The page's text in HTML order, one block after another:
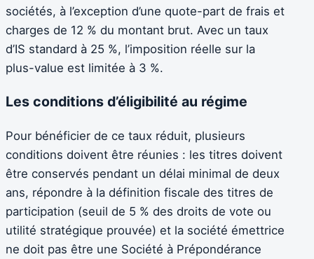
sociétés, à l’exception d’une quote-part de frais et
charges de 12 % du montant brut. Avec un taux
d’IS standard à 25 %, l’imposition réelle sur la
plus-value est limitée à 3 %.
Les conditions d’éligibilité au régime
Pour bénéficier de ce taux réduit, plusieurs
conditions doivent être réunies : les titres doivent
être conservés pendant un délai minimal de deux
ans, répondre à la définition fiscale des titres de
participation (seuil de 5 % des droits de vote ou
utilité stratégique prouvée) et la société émettrice
ne doit pas être une Société à Prépondérance